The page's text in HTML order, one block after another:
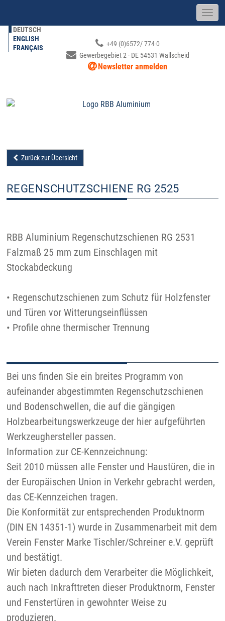
DEUTSCH
ENGLISH
FRANÇAIS
+49 (0)6572/ 774-0
Gewerbegebiet 2 · DE 54531 Wallscheid
Newsletter anmelden
Zurück zur Übersicht
REGENSCHUTZSCHIENE RG 2525
RBB Aluminium Regenschutzschienen RG 2531
Falzmaß 25 mm zum Einschlagen mit
Stockabdeckung
• Regenschutzschienen zum Schutz für Holzfenster
und Türen vor Witterungseinflüssen
• Profile ohne thermischer Trennung
Bei uns finden Sie ein breites Programm von
aufeinander abgestimmten Regenschutzschienen
und Bodenschwellen, die auf die gängigen
Holzbearbeitungswerkzeuge der hier aufgeführten
Werkzeughersteller passen.
Information zur CE-Kennzeichnung:
Seit 2010 müssen alle Fenster und Haustüren, die in
der Europäischen Union in Verkehr gebracht werden,
das CE-Kennzeichen tragen.
Die Konformität zur entsprechenden Produktnorm
(DIN EN 14351-1) wurde in Zusammenarbeit mit dem
Verein Fenster Marke Tischler/Schreiner e.V. geprüft
und bestätigt.
Wir bieten dadurch dem Verarbeiter die Möglichkeit,
auch nach Inkrafttreten dieser Produktnorm, Fenster
und Fenstertüren in gewohnter Weise zu
produzieren.